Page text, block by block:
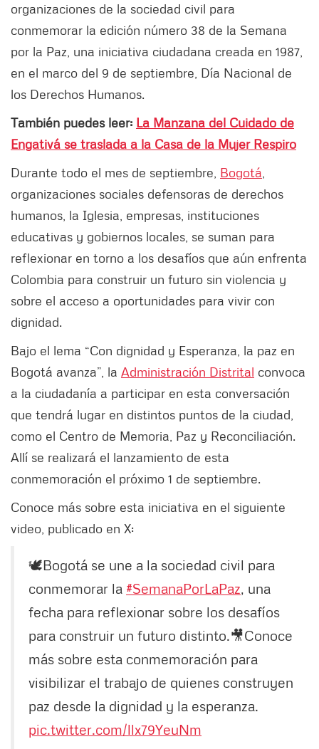
organizaciones de la sociedad civil para
conmemorar la edición número 38 de la Semana
por la Paz, una iniciativa ciudadana creada en 1987,
en el marco del 9 de septiembre, Día Nacional de
los Derechos Humanos.
También puedes leer: La Manzana del Cuidado de
Engativá se traslada a la Casa de la Mujer Respiro
Durante todo el mes de septiembre, Bogotá
organizaciones sociales defensoras de derechos
humanos, la Iglesia, empresas, instituciones
educativas y gobiernos locales, se suman para
reflexionar en torno a los desafíos que aún enfrenta
Colombia para construir un futuro sin violencia y
sobre el acceso a oportunidades para vivir con
dignidad.
Bajo el lema “Con dignidad y Esperanza, la paz en
Bogotá avanza”, la Administración Distrital convoca
a la ciudadanía a participar en esta conversación
que tendrá lugar en distintos puntos de la ciudad,
como el Centro de Memoria, Paz y Reconciliación.
Allí se realizará el lanzamiento de esta
conmemoración el próximo 1 de septiembre.
Conoce más sobre esta iniciativa en el siguiente
video, publicado en X:
🕊️Bogotá se une a la sociedad civil para
conmemorar la #SemanaPorLaPaz, una
fecha para reflexionar sobre los desafíos
para construir un futuro distinto.🎥Conoce
más sobre esta conmemoración para
visibilizar el trabajo de quienes construyen
paz desde la dignidad y la esperanza.
pic.twitter.com/llx79YeuNm